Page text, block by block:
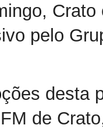
pelo
desta
de